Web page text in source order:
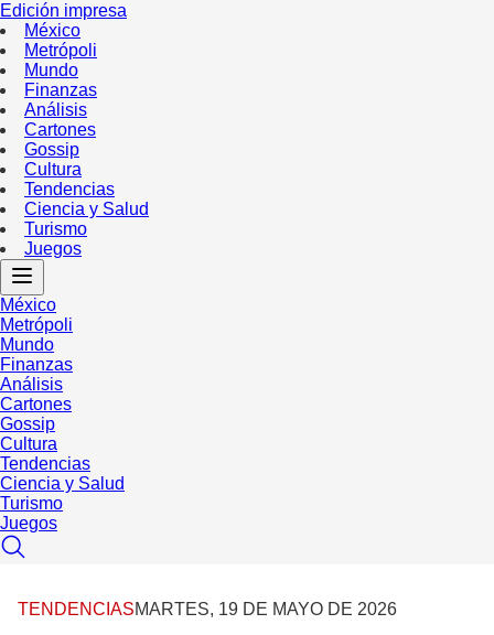
Edición impresa
México
Metrópoli
Mundo
Finanzas
Análisis
Cartones
Gossip
Cultura
Tendencias
Ciencia y Salud
Turismo
Juegos
México
Metrópoli
Mundo
Finanzas
Análisis
Cartones
Gossip
Cultura
Tendencias
Ciencia y Salud
Turismo
Juegos
TENDENCIASMARTES, 19 DE MAYO DE 2026